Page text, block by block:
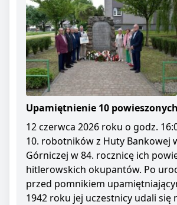
Upamiętnienie 10
12 czerwca 2026 roku o godz.
10. robotników z Huty Bankowej
Górniczej w 84. rocznicę ich
hitlerowskich okupantów. Po
przed pomnikiem
1942 roku jej uczestnicy udali się